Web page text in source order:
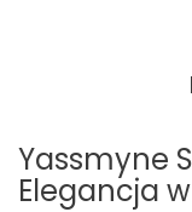
Yassmyne
Elegancja